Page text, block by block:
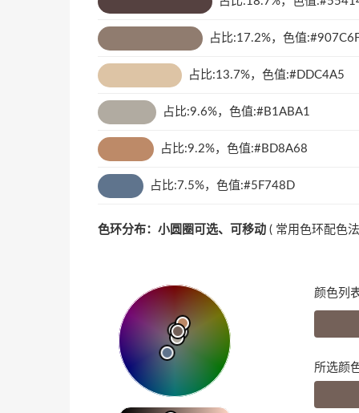
占比:17.2%，色值
占比:13.7%，色值:#DDC4A5
占比:9.6%，色值:#B1ABA1
占比:9.2%，色值:#BD8A68
占比:7.5%，色值:#5F748D
色环分布：小圆圈可选、可移动 ( 常用色环配色
颜色列
所选颜